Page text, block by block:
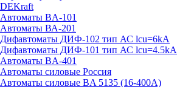
DEKraft
Автоматы BA-101
Автоматы ВА-201
Дифавтоматы ДИФ-102 тип АС lcu=6kA
Дифавтоматы ДИФ-101 тип АС lcu=4.5kA
Автоматы BA-401
Автоматы силовые Россия
Автоматы силовые BA 5135 (16-400А)